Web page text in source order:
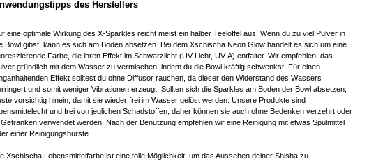
des Herstellers
eine optimale Wirkung des X-Sparkles reicht meist ein halber Teelöffel aus. Wenn du zu viel Pulver in
Bowl gibst, kann es sich am Boden absetzen. Bei dem Xschischa Neon Glow handelt es sich um eine
Farbe, die ihren Effekt im Schwarzlicht (UV-Licht, UV-A) entfaltet. Wir empfehlen, das
gründlich mit dem Wasser zu vermischen, indem du die Bowl kräftig schwenkst. Für einen
Effekt solltest du ohne Diffusor rauchen, da dieser den Widerstand des Wassers
und somit weniger Vibrationen erzeugt. Sollten sich die Sparkles am Boden der Bowl absetzen,
vorsichtig hinein, damit sie wieder frei im Wasser gelöst werden. Unsere Produkte sind
und frei von jeglichen Schadstoffen, daher können sie auch ohne Bedenken verzehrt oder
verwendet werden. Nach der Benutzung empfehlen wir eine Reinigung mit etwas Spülmittel
einer Reinigungsbürste.
Xschischa Lebensmittelfarbe ist eine tolle Möglichkeit, um das Aussehen deiner Shisha zu